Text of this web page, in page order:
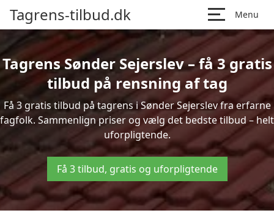
Tagrens-tilbud.dk Menu
Tagrens Sønder Sejerslev – få 3 gratis
tilbud på rensning af tag
Få 3 gratis tilbud på tagrens i Sønder Sejerslev fra erfarne
fagfolk. Sammenlign priser og vælg det bedste tilbud – helt
uforpligtende.
Få 3 tilbud, gratis og uforpligtende